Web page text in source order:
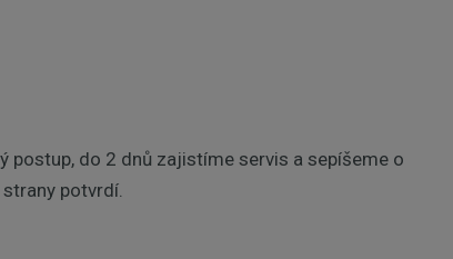
postup, do 2 dnů zajistíme servis a sepíšeme o
potvrdí.